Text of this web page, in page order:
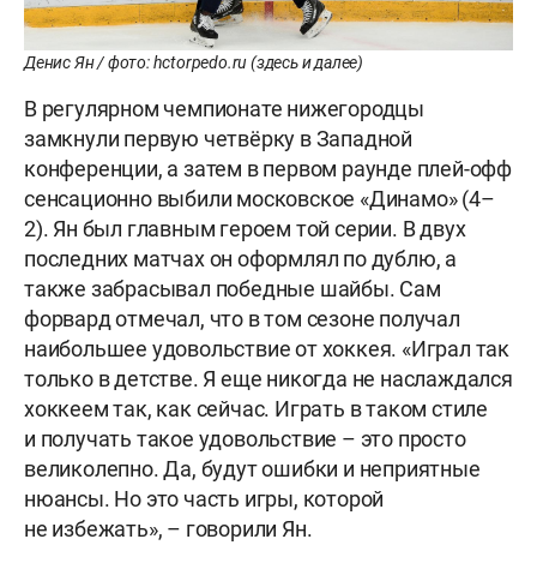
Денис Ян / фото: hctorpedo.ru (здесь и далее)
В регулярном чемпионате нижегородцы
замкнули первую четвёрку в Западной
конференции, а затем в первом раунде плей-офф
сенсационно выбили московское «Динамо» (4–
2). Ян был главным героем той серии. В двух
последних матчах он оформлял по дублю, а
также забрасывал победные шайбы. Сам
форвард отмечал, что в том сезоне получал
наибольшее удовольствие от хоккея. «Играл так
только в детстве. Я еще никогда не наслаждался
хоккеем так, как сейчас. Играть в таком стиле
и получать такое удовольствие – это просто
великолепно. Да, будут ошибки и неприятные
нюансы. Но это часть игры, которой
не избежать», – говорили Ян.